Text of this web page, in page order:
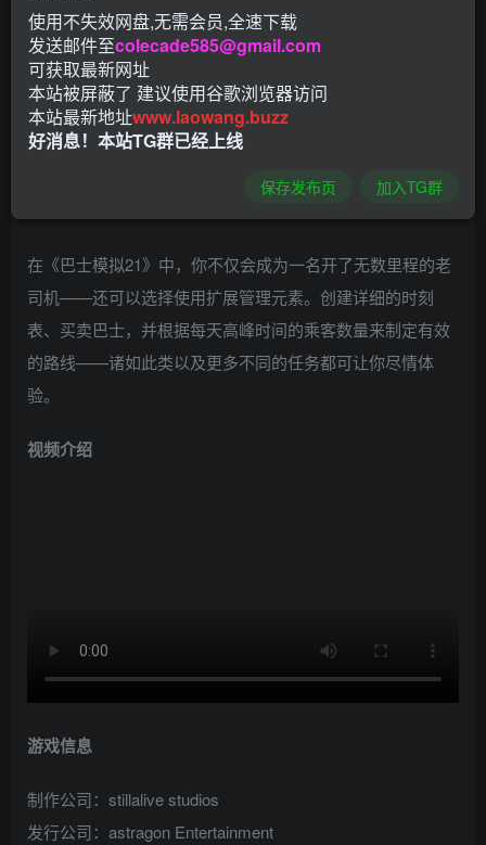
准备好迎接令人赞叹的全新美国地图天使海岸，以及前作中
的欧洲滨海谷，同时包括其地图扩展。《巴士模拟21》更为
开放世界的模式意味着你可以在两座可以自由探索的巨大城
市中体验巴士司机令人兴奋的日常生活，包括工业区和边远
地区、充满活力的唐人街、海滨长廊、周边小山村以及商业
园区。不同的难度等级和游戏模式还会迎合各式各样的玩家
在《巴士模拟21》中，你不仅会成为一名开了无数里程的老
司机——还可以选择使用扩展管理元素。创建详细的时刻
表、买卖巴士，并根据每天高峰时间的乘客数量来制定有效
的路线——诸如此类以及更多不同的任务都可让你尽情体
验。
视频介绍
游戏信息
制作公司：stillalive studios
发行公司：astragon Entertainment
使用不失效网盘,无需会员,全速下载
发送邮件至colecade585@gmail.com
可获取最新网址
本站被屏蔽了 建议使用谷歌浏览器访问
本站最新地址www.laowang.buzz
好消息！本站TG群已经上线
保存发布页 加入TG群